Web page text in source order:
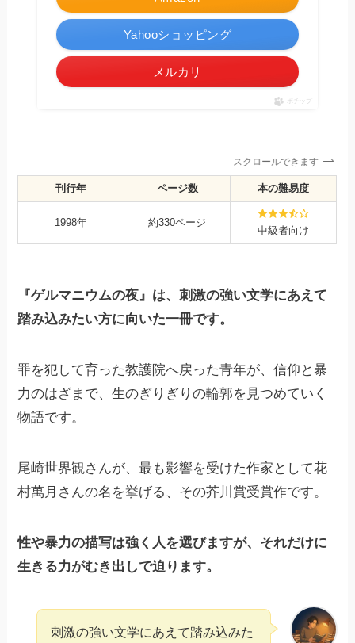
Yahooショッピング
メルカリ
ポチップ
スクロールできます
刊行年 ページ数 本の難易度
1998年 約330ページ
中級者向け
『ゲルマニウムの夜』は、刺激の強い文学にあえて
踏み込みたい方に向いた一冊です。
罪を犯して育った教護院へ戻った青年が、信仰と暴
力のはざまで、生のぎりぎりの輪郭を見つめていく
物語です。
尾崎世界観さんが、最も影響を受けた作家として花
村萬月さんの名を挙げる、その芥川賞受賞作です。
性や暴力の描写は強く人を選びますが、それだけに
生きる力がむき出しで迫ります。
刺激の強い文学にあえて踏み込みた